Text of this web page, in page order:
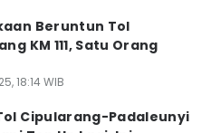
Beruntun Tol
KM 111, Satu Orang
18:14 WIB
Cipularang-Padaleunyi